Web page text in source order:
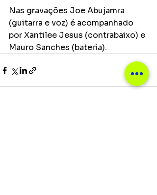
Nas gravações Joe Abujamra
(guitarra e voz) é acompanhado
por Xantilee Jesus (contrabaixo) e
Mauro Sanches (bateria).